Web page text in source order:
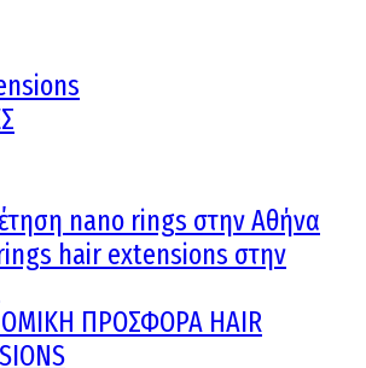
nano rings στην Αθήνα
hair extensions στην
ΠΡΟΣΦΟΡΑ HAIR